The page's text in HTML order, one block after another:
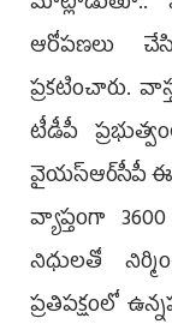
ఆరోపణలు
ప్రకటించారు.
టీడీపీ
వైయస్‌ఆర్‌సీపీ ఈ
వ్యాప్తంగా
నిధులతో
ప్రతిపక్షంలో